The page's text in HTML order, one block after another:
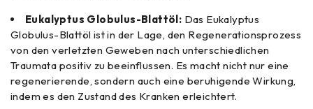
Eukalyptus Globulus-Blattöl: Das Eukalyptus
Globulus-Blattöl ist in der Lage, den Regenerationsprozess
von den verletzten Geweben nach unterschiedlichen
Traumata positiv zu beeinflussen. Es macht nicht nur eine
regenerierende, sondern auch eine beruhigende Wirkung,
indem es den Zustand des Kranken erleichtert.